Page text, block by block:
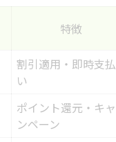
特徴
割引適用・即時支払
い
ポイント還元・キャ
ンペーン